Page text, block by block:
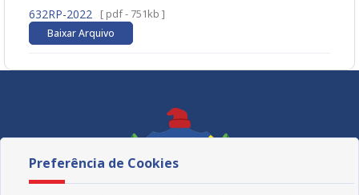
632RP-2022
[ pdf - 751kb ]
Baixar Arquivo
Preferência de Cookies